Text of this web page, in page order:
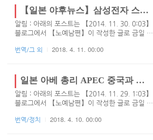
네요. 수십년을 북한과 한국의 문제로 주변국이
그 이득을 보고 있는데, 세계 열강들은 언제까지
이렇게 이익을..
상영했던터라 그런지 그닥 재미는 없었던 영화
였습니다. 이와 비슷한 영화로는 "간첩", "은밀하
게 위대하게"란 작품이 있으며, 소재도 동일하게
북한의 특수요원들의 남파간첩, 국정원, 이권, 배
신 등의 소재도 동일하며 스토리도 그냥 남파된
리, 그냥 이정도만 다르고 전반적인 스토리는 도
찐개찐입니다만, "간첩"과 "은밀하게 위대하..
【일본 야후뉴스】삼성전자 스마트폰 모델을 30% 줄이고 중저가 모델을 강화 소식에 대한 일본반응
알림 : 아래의 포스트는 【2014. 11. 30. 0:03】
블로그에서 【노예남편】이 작성한 글로 금일 티
에 올라온 기사이며, 삼성전자가 중국제품에 대
고 염불을 외던 일본 우익들이 드디어 그날이라
도 온듯이 망상속에서 댓글을 폭풍같이 쏟아내고
있는중이며, 이들은 상섬이 망하면 한국이 망할
거란 절대적 믿음이라도 있는것 같네요. 필자도
집에 중국 전자제품이 두개 있는데, 솔직히 말씀
번역/그 외 2018. 4. 11. 00:00
일본 아베 총리 APEC 중국과 정상회담 후 연설에서 【시진핑이 13억 인구에 대한 책임을 지는 것이 느껴..】의 발언에 대한 중국반응
알림 : 아래의 포스트는 【2014. 11. 29. 1:03】
블로그에서 【노예남편】이 작성한 글로 금일 티
Apce 개최를 하였으며, 한중FTA 타결과 일본으
번역/정치 2018. 4. 10. 00:00